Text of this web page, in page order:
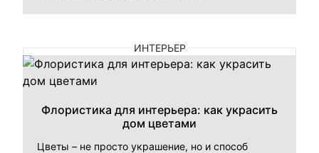
ИНТЕРЬЕР
Флористика для интерьера: как украсить
дом цветами
Цветы – не просто украшение, но и способ